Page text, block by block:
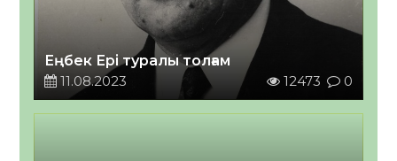
Еңбек Ері туралы толғам
11.08.2023
12473 0